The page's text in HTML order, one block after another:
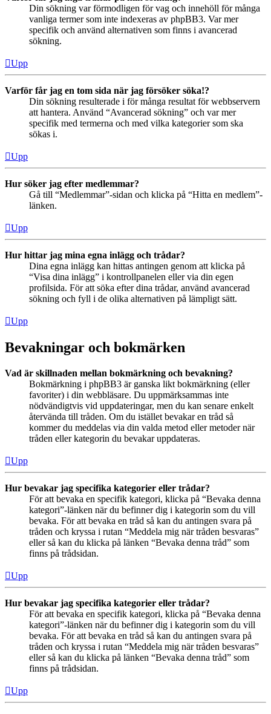
Din sökning var förmodligen för vag och innehöll för många
vanliga termer som inte indexeras av phpBB3. Var mer
specifik och använd alternativen som finns i avancerad
sökning.
Upp
Varför får jag en tom sida när jag försöker söka!?
Din sökning resulterade i för många resultat för webbservern
att hantera. Använd “Avancerad sökning” och var mer
specifik med termerna och med vilka kategorier som ska
sökas i.
Upp
Hur söker jag efter medlemmar?
Gå till “Medlemmar”-sidan och klicka på “Hitta en medlem”-
länken.
Upp
Hur hittar jag mina egna inlägg och trådar?
Dina egna inlägg kan hittas antingen genom att klicka på
“Visa dina inlägg” i kontrollpanelen eller via din egen
profilsida. För att söka efter dina trådar, använd avancerad
sökning och fyll i de olika alternativen på lämpligt sätt.
Upp
Bevakningar och bokmärken
Vad är skillnaden mellan bokmärkning och bevakning?
Bokmärkning i phpBB3 är ganska likt bokmärkning (eller
favoriter) i din webbläsare. Du uppmärksammas inte
nödvändigtvis vid uppdateringar, men du kan senare enkelt
återvända till tråden. Om du istället bevakar en tråd så
kommer du meddelas via din valda metod eller metoder när
tråden eller kategorin du bevakar uppdateras.
Upp
Hur bevakar jag specifika kategorier eller trådar?
För att bevaka en specifik kategori, klicka på “Bevaka denna
kategori”-länken när du befinner dig i kategorin som du vill
bevaka. För att bevaka en tråd så kan du antingen svara på
tråden och kryssa i rutan “Meddela mig när tråden besvaras”
eller så kan du klicka på länken “Bevaka denna tråd” som
finns på trådsidan.
Upp
Hur bevakar jag specifika kategorier eller trådar?
För att bevaka en specifik kategori, klicka på “Bevaka denna
kategori”-länken när du befinner dig i kategorin som du vill
bevaka. För att bevaka en tråd så kan du antingen svara på
tråden och kryssa i rutan “Meddela mig när tråden besvaras”
eller så kan du klicka på länken “Bevaka denna tråd” som
finns på trådsidan.
Upp